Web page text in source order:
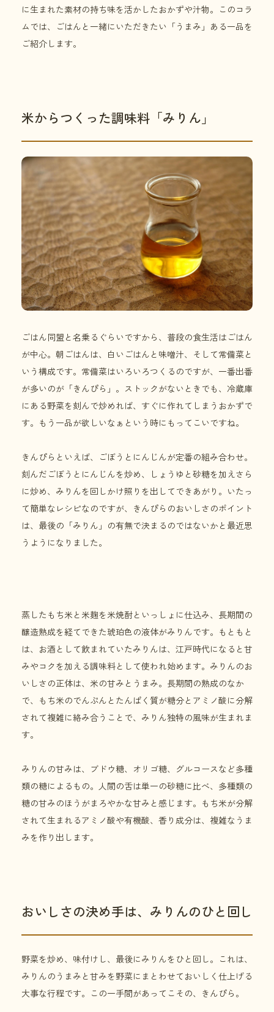
に生まれた素材の持ち味を活かしたおかずや汁物。このコラ
ムでは、ごはんと一緒にいただきたい「うまみ」ある一品を
ご紹介します。
米からつくった調味料「みりん」
ごはん同盟と名乗るぐらいですから、普段の食生活はごはん
が中心。朝ごはんは、白いごはんと味噌汁、そして常備菜と
いう構成です。常備菜はいろいろつくるのですが、一番出番
が多いのが「きんぴら」。ストックがないときでも、冷蔵庫
にある野菜を刻んで炒めれば、すぐに作れてしまうおかずで
す。もう一品が欲しいなぁという時にもってこいですね。
きんぴらといえば、ごぼうとにんじんが定番の組み合わせ。
刻んだごぼうとにんじんを炒め、しょうゆと砂糖を加えさら
に炒め、みりんを回しかけ照りを出してできあがり。いたっ
て簡単なレシピなのですが、きんぴらのおいしさのポイント
は、最後の「みりん」の有無で決まるのではないかと最近思
うようになりました。
蒸したもち米と米麹を米焼酎といっしょに仕込み、長期間の
醸造熟成を経てできた琥珀色の液体がみりんです。もともと
は、お酒として飲まれていたみりんは、江戸時代になると甘
みやコクを加える調味料として使われ始めます。みりんのお
いしさの正体は、米の甘みとうまみ。長期間の熟成のなか
で、もち米のでんぷんとたんぱく質が糖分とアミノ酸に分解
されて複雑に絡み合うことで、みりん独特の風味が生まれま
す。
みりんの甘みは、ブドウ糖、オリゴ糖、グルコースなど多種
類の糖によるもの。人間の舌は単一の砂糖に比べ、多種類の
糖の甘みのほうがまろやかな甘みと感じます。もち米が分解
されて生まれるアミノ酸や有機酸、香り成分は、複雑なうま
みを作り出します。
おいしさの決め手は、みりんのひと回し
野菜を炒め、味付けし、最後にみりんをひと回し。これは、
みりんのうまみと甘みを野菜にまとわせておいしく仕上げる
大事な行程です。この一手間があってこその、きんぴら。